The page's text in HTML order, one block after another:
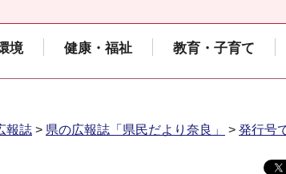
境 健康・福祉 教育・子育て
報誌 > 県の広報誌「県民だより奈良」 > 発行号